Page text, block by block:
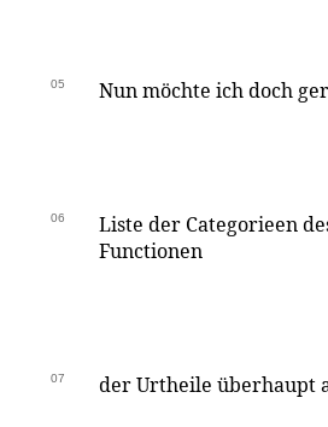
05 Nun möchte ich doch
06 Liste der Categorieen
Functionen
07 der Urtheile überhaupt